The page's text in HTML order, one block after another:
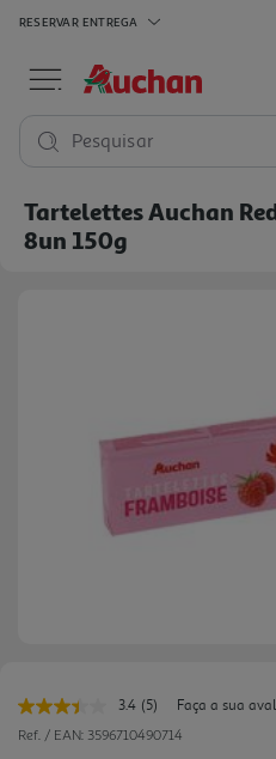
RESERVAR ENTREGA
Pesquisar
Tartelettes Auchan
8un 150g
3.4 Leu
5
(5)
Faça a sua
Ref. / EAN: 3596710490714